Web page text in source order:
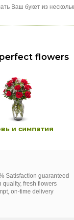
Ваш букет из
flowers
и симпатия
Satisfaction guaranteed
quality, fresh flowers
on-time delivery